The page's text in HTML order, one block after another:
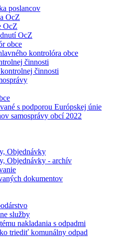
poslancov
OcZ
OcZ
OcZ
obce
kontrolóra obce
činnosti
činnosti
s podporou Európskej únie
samosprávy obcí 2022
Objednávky
Objednávky - archív
dokumentov
služby
nakladania s odpadmi
triediť komunálny odpad